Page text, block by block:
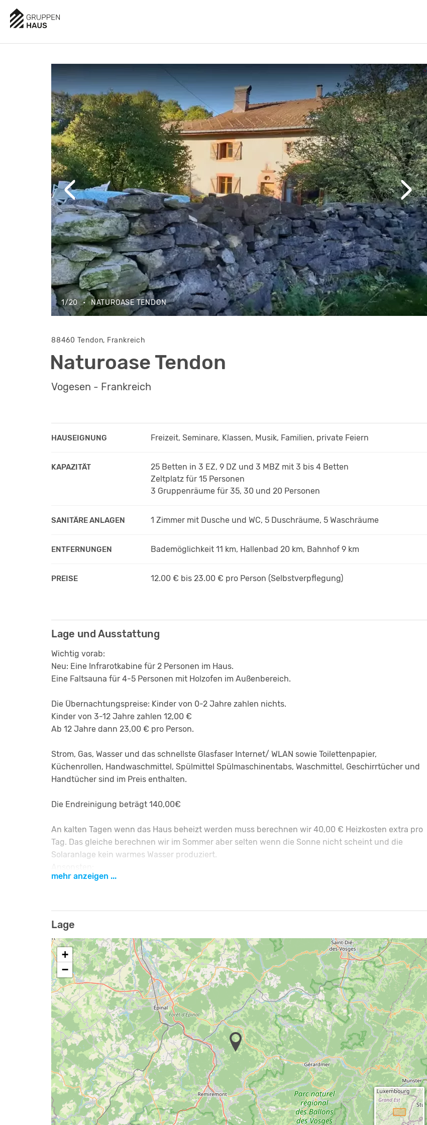
AUSSTATTUNG
1/20 • NATUROASE TENDON
88460 Tendon, Frankreich
Naturoase Tendon
Vogesen - Frankreich
HAUSEIGNUNG Freizeit, Seminare, Klassen, Musik, Familien, private Feiern
KAPAZITÄT 25 Betten in 3 EZ, 9 DZ und 3 MBZ mit 3 bis 4 Betten
Zeltplatz für 15 Personen
3 Gruppenräume für 35, 30 und 20 Personen
SANITÄRE ANLAGEN 1 Zimmer mit Dusche und WC, 5 Duschräume, 5 Waschräume
ENTFERNUNGEN Bademöglichkeit 11 km, Hallenbad 20 km, Bahnhof 9 km
PREISE 12.00 € bis 23.00 € pro Person (Selbstverpflegung)
Lage und Ausstattung
Wichtig vorab:
Neu: Eine Infrarotkabine für 2 Personen im Haus.
Eine Faltsauna für 4-5 Personen mit Holzofen im Außenbereich.
Die Übernachtungspreise: Kinder von 0-2 Jahre zahlen nichts.
Kinder von 3-12 Jahre zahlen 12,00 €
Ab 12 Jahre dann 23,00 € pro Person.
Strom, Gas, Wasser und das schnellste Glasfaser Internet/ WLAN sowie Toilettenpapier,
Küchenrollen, Handwaschmittel, Spülmittel Spülmaschinentabs, Waschmittel, Geschirrtücher und
Handtücher sind im Preis enthalten.
Die Endreinigung beträgt 140,00€
An kalten Tagen wenn das Haus beheizt werden muss berechnen wir 40,00 € Heizkosten extra pro
Tag. Das gleiche berechnen wir im Sommer aber selten wenn die Sonne nicht scheint und die
Solaranlage kein warmes Wasser produziert.
KEINE EXTRA KOSTEN - ALL INCLUSIVE
Der Schaden muss dann ersetzt werden. Danke.
Dieses Gruppenhaus ist ein wunderschönes außergewöhnliches großes umgebautes altes
Bauernhaus von 1728 mit viel Charme und vielen liebevoll eingerichteten Zimmern. Es liegt in den
Westvogesen auf 730 m Höhe auf einem 4000 m² Grundstück-Alleinlage, in mitten von Wiesen und
Wäldern.
d.h es gibt herrliche gesunde frische Luft , Ruhe und Frieden in der Natur. Abspannen und
genießen.
Barrierefrei ist dieses Haus kaum, nur im Erdgeschoss zum Teil. Dort ist ein Rollstuhlfahrer gut
klargekommen (Wege: Bett-Bad-Essraum), nach draußen mit Hilfe, 2x eine Stufe zu bewältigen.
Im Dachgeschoss befinden sich:
- Ein großer Saal von ca. 80 m² mit vielen gemütlichen Sitzmöglichkeiten. Mit drumherum 6
Schlafnischen. Insgesamt 10 Schlafplätze. (durch Vorhänge abtrennbar): 3 mit 2 einzelnen Betten, 2
mit jeweils 1 Bett, und 1 mit einem Doppelbett.
mehr anzeigen ...
Lage
+
−